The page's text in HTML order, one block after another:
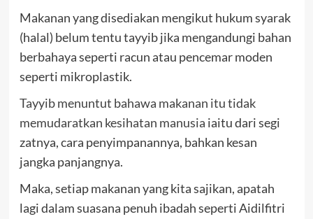
Makanan yang disediakan mengikut hukum syarak
(halal) belum tentu tayyib jika mengandungi bahan
berbahaya seperti racun atau pencemar moden
seperti mikroplastik.
Tayyib menuntut bahawa makanan itu tidak
memudaratkan kesihatan manusia iaitu dari segi
zatnya, cara penyimpanannya, bahkan kesan
jangka panjangnya.
Maka, setiap makanan yang kita sajikan, apatah
lagi dalam suasana penuh ibadah seperti Aidilfitri